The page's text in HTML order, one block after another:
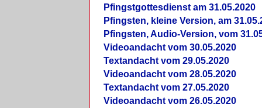
Pfingstgottesdienst am 31.05.2020
Pfingsten, kleine Version, am
Pfingsten, Audio-Version, vom
Videoandacht vom 30.05.2020
Textandacht vom 29.05.2020
Videoandacht vom 28.05.2020
Textandacht vom 27.05.2020
Videoandacht vom 26.05.2020